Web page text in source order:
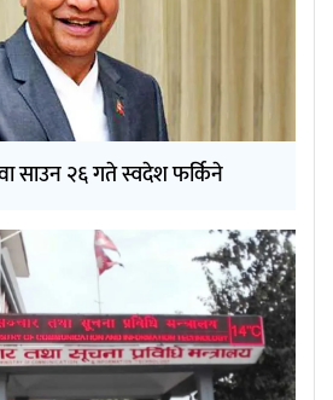
साउन २६ गते स्वदेश फर्किने